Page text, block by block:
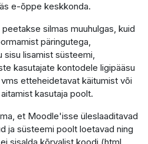
e-õppe keskkonda.
silmas muuhulgas, kuid
päringutega,
sisu lisamist süsteemi,
kasutajate kontodele ligipääsu
etteheidetavat käitumist või
kasutaja poolt.
et Moodle'isse üleslaaditavad
ja süsteemi poolt loetavad ning